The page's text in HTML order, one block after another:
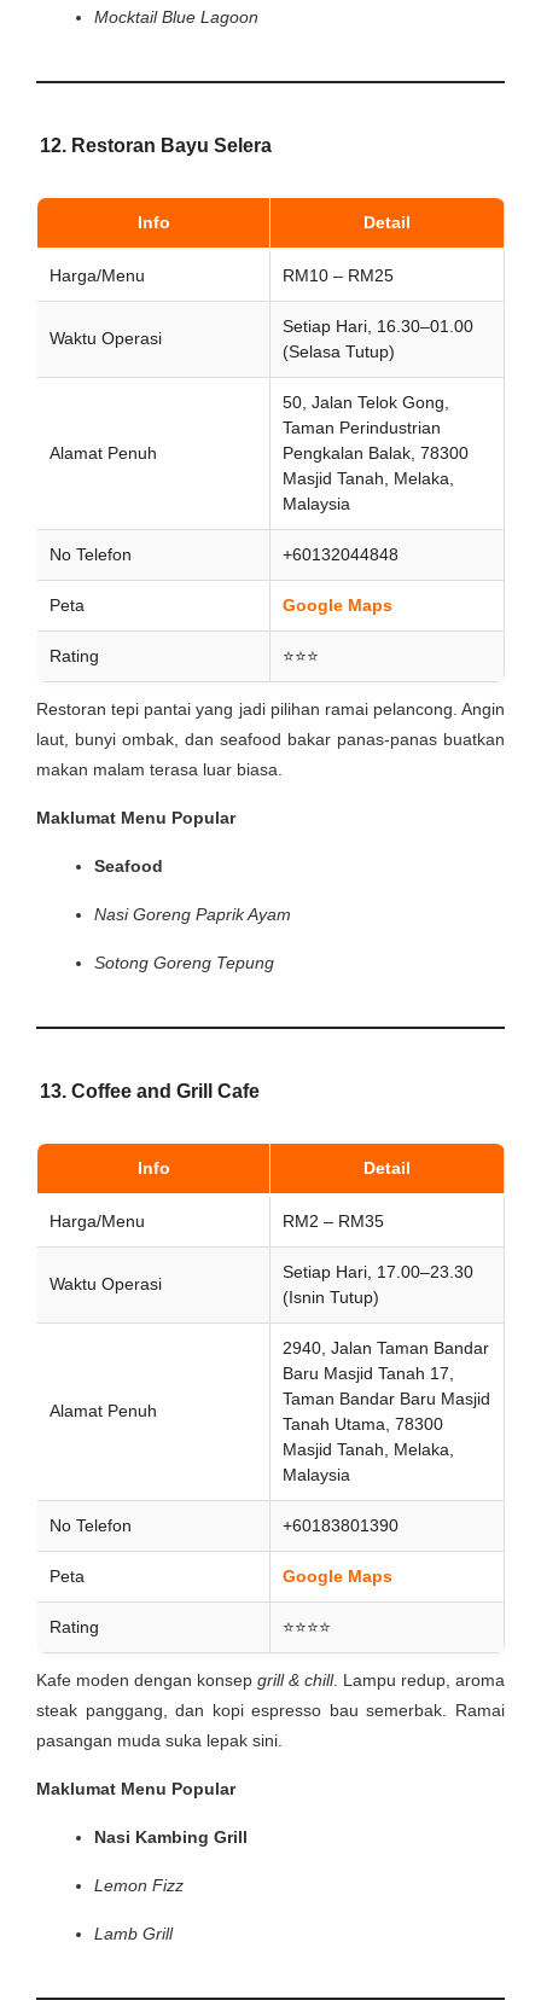
Mocktail Blue Lagoon
12. Restoran Bayu Selera
Info Detail
Harga/Menu RM10 – RM25
Waktu Operasi
Setiap Hari, 16.30–01.00
(Selasa Tutup)
Alamat Penuh
50, Jalan Telok Gong,
Taman Perindustrian
Pengkalan Balak, 78300
Masjid Tanah, Melaka,
Malaysia
No Telefon +60132044848
Peta Google Maps
Rating ⭐⭐⭐
Restoran tepi pantai yang jadi pilihan ramai pelancong. Angin
laut, bunyi ombak, dan seafood bakar panas-panas buatkan
makan malam terasa luar biasa.
Maklumat Menu Popular
Seafood
Nasi Goreng Paprik Ayam
Sotong Goreng Tepung
13. Coffee and Grill Cafe
Info Detail
Harga/Menu RM2 – RM35
Waktu Operasi
Setiap Hari, 17.00–23.30
(Isnin Tutup)
Alamat Penuh
2940, Jalan Taman Bandar
Baru Masjid Tanah 17,
Taman Bandar Baru Masjid
Tanah Utama, 78300
Masjid Tanah, Melaka,
Malaysia
No Telefon +60183801390
Peta Google Maps
Rating ⭐⭐⭐⭐
Kafe moden dengan konsep grill & chill. Lampu redup, aroma
steak panggang, dan kopi espresso bau semerbak. Ramai
pasangan muda suka lepak sini.
Maklumat Menu Popular
Nasi Kambing Grill
Lemon Fizz
Lamb Grill